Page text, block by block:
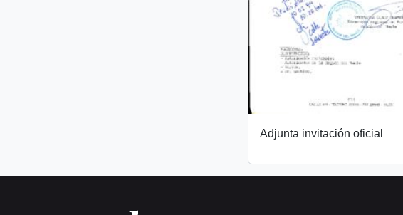
Adjunta invitación oficial